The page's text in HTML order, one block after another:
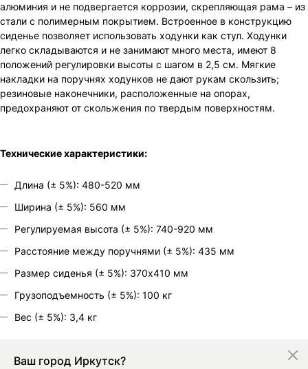
алюминия и не подвергается коррозии, скрепляющая рама – из
стали с полимерным покрытием. Встроенное в конструкцию
сиденье позволяет использовать ходунки как стул. Ходунки
легко складываются и не занимают много места, имеют 8
положений регулировки высоты с шагом в 2,5 см. Мягкие
накладки на поручнях ходунков не дают рукам скользить;
резиновые наконечники, расположенные на опорах,
предохраняют от скольжения по твердым поверхностям.
Технические характеристики:
Длина (± 5%): 480-520 мм
Ширина (± 5%): 560 мм
Регулируемая высота (± 5%): 740-920 мм
Расстояние между поручнями (± 5%): 435 мм
Размер сиденья (± 5%): 370х410 мм
Грузоподъемность (± 5%): 100 кг
Вес (± 5%): 3,4 кг
Ваш город Иркутск?